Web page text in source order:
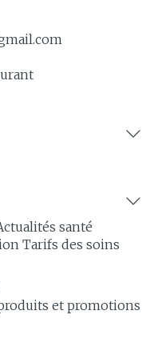
santé
Tarifs des soins
et promotions